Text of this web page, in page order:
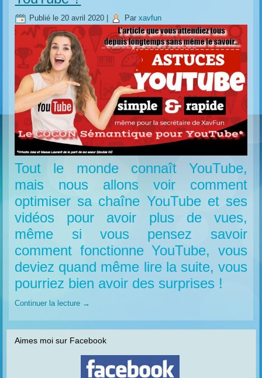
Publié le 20 avril 2020 Par xavfun
Tout le monde connaît YouTube,
mais nous allons voir comment
optimiser sa chaîne YouTube et ses
vidéos pour avoir plus de vues,
même si vous pensez savoir
comment fonctionne YouTube, vous
deviez quand même lire la suite, vous
pourriez bien avoir des surprises !
Continuer la lecture →
Aimes moi sur Facebook